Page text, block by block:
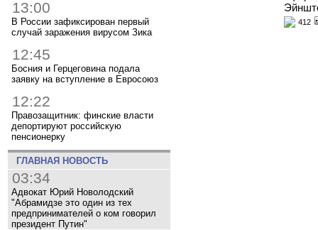
13:00
В России зафиксирован первый
случай заражения вирусом Зика
12:45
Босния и Герцеговина подала
заявку на вступление в Евросоюз
12:22
Правозащитник: финские власти
депортируют российскую
пенсионерку
ГЛАВНАЯ НОВОСТЬ
03:34
Адвокат Юрий Новолодский
"Абрамидзе это один из тех
предпринимателей о ком говорил
президент Путин"
412